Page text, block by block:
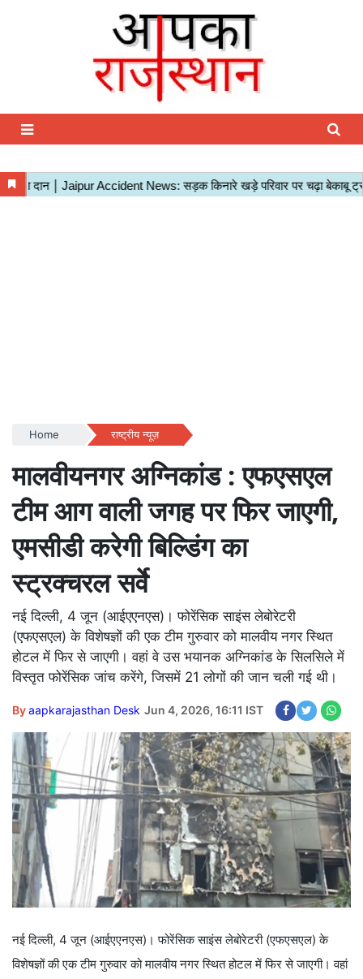
Home राष्ट्रीय न्यूज़
मालवीयनगर अग्निकांड : एफएसएल
टीम आग वाली जगह पर फिर जाएगी,
एमसीडी करेगी बिल्डिंग का
स्ट्रक्चरल सर्वे
नई दिल्ली, 4 जून (आईएएनएस)। फोरेंसिक साइंस लेबोरेटरी
(एफएसएल) के विशेषज्ञों की एक टीम गुरुवार को मालवीय नगर स्थित
होटल में फिर से जाएगी। वहां वे उस भयानक अग्निकांड के सिलसिले में
विस्तृत फोरेंसिक जांच करेंगे, जिसमें 21 लोगों की जान चली गई थी।
Byaapkarajasthan Desk Jun 4, 2026, 16:11 IST
नई दिल्ली, 4 जून (आईएएनएस)। फोरेंसिक साइंस लेबोरेटरी (एफएसएल) के
विशेषज्ञों की एक टीम गुरुवार को मालवीय नगर स्थित होटल में फिर से जाएगी। वहां